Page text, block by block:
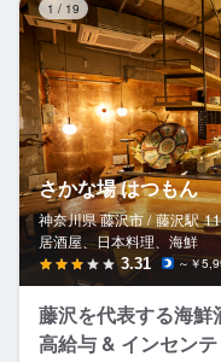
1 / 19
さかな場 はつもん
神奈川県 藤沢市 / 藤沢駅
居酒屋、日本料理、海鮮
3.31 ～￥
藤沢を代表する海
高給与 & インセンテ